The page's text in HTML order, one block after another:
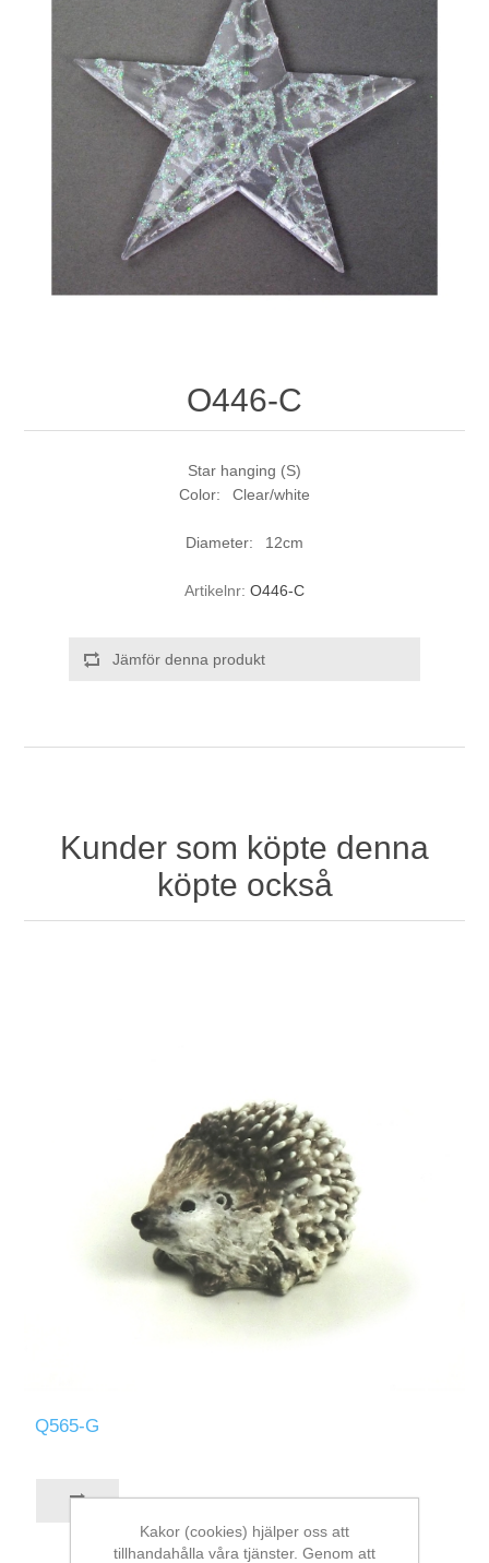
O446-C
Star hanging (S)
Color: Clear/white
Diameter: 12cm
Artikelnr: O446-C
Jämför denna produkt
Kunder som köpte denna
köpte också
Q565-G
Kakor (cookies) hjälper oss att
tillhandahålla våra tjänster. Genom att